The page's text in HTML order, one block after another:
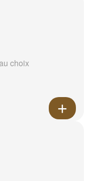
choix